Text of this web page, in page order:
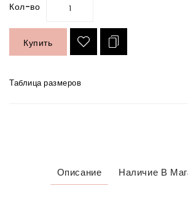
Кол-во
Купить
Таблица размеров
Описание Наличие В